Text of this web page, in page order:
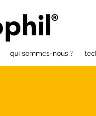
qui sommes-nous ?